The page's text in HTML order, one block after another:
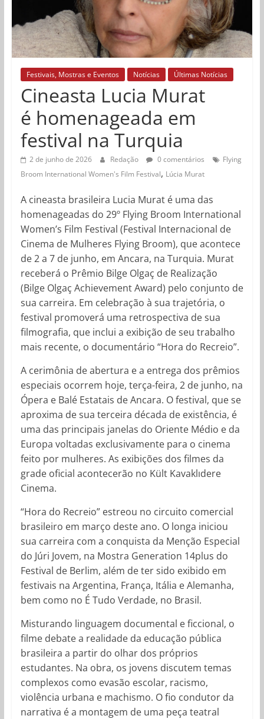
Festivais, Mostras e Eventos Notícias Últimas Notícias
Cineasta Lucia Murat
é homenageada em
festival na Turquia
2 de junho de 2026 Redação 0 comentários
Flying
Broom International Women's Film Festival, Lúcia Murat
A cineasta brasileira Lucia Murat é uma das
homenageadas do 29º Flying Broom International
Women’s Film Festival (Festival Internacional de
Cinema de Mulheres Flying Broom), que acontece
de 2 a 7 de junho, em Ancara, na Turquia. Murat
receberá o Prêmio Bilge Olgaç de Realização
(Bilge Olgaç Achievement Award) pelo conjunto de
sua carreira. Em celebração à sua trajetória, o
festival promoverá uma retrospectiva de sua
filmografia, que inclui a exibição de seu trabalho
mais recente, o documentário “Hora do Recreio”.
A cerimônia de abertura e a entrega dos prêmios
especiais ocorrem hoje, terça-feira, 2 de junho, na
Ópera e Balé Estatais de Ancara. O festival, que se
aproxima de sua terceira década de existência, é
uma das principais janelas do Oriente Médio e da
Europa voltadas exclusivamente para o cinema
feito por mulheres. As exibições dos filmes da
grade oficial acontecerão no Kült Kavaklıdere
Cinema.
“Hora do Recreio” estreou no circuito comercial
brasileiro em março deste ano. O longa iniciou
sua carreira com a conquista da Menção Especial
do Júri Jovem, na Mostra Generation 14plus do
Festival de Berlim, além de ter sido exibido em
festivais na Argentina, França, Itália e Alemanha,
bem como no É Tudo Verdade, no Brasil.
Misturando linguagem documental e ficcional, o
filme debate a realidade da educação pública
brasileira a partir do olhar dos próprios
estudantes. Na obra, os jovens discutem temas
complexos como evasão escolar, racismo,
violência urbana e machismo. O fio condutor da
narrativa é a montagem de uma peça teatral